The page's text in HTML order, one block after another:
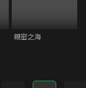
親密之海